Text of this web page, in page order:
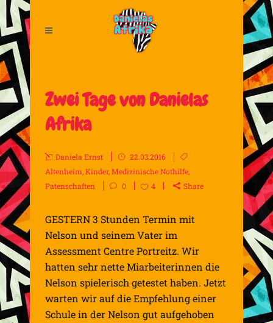
Zwei Tage von Danielas
Afrika
Daniela Ernst
22.03.2016
Altenheim,Kinder,Medizinische Nothilfe,
Patenschaften
0 4 Share
GESTERN 3 Stunden Termin mit
Nelson und seinem Vater im
Assessment Centre Portreitz. Wir
hatten sehr nette Miarbeiterinnen die
Nelson spielerisch getestet haben. Jetzt
warten wir auf die Empfehlung einer
Schule in der Nelson gut aufgehoben